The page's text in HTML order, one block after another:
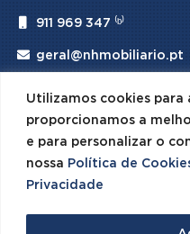
Utilizamos cookies para
proporcionamos a
e para personalizar o
nossa Política de
Privacidade
911 969 347 ⁽ᵇ⁾
 geral@nhmobiliario.pt